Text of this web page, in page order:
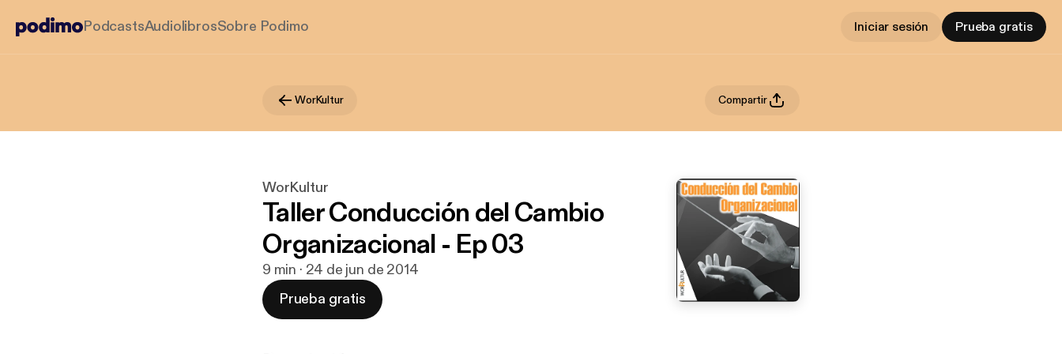
PodcastsAudiolibrosSobre Podimo Iniciar sesión Prueba gratis
WorKultur Compartir
WorKultur
Taller Conducción del Cambio
Organizacional - Ep 03
9 min · 24 de jun de 2014
Prueba gratis